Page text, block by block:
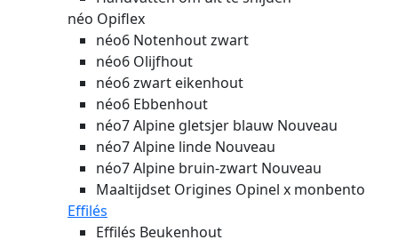
néo Opiflex
néo6 Notenhout zwart
néo6 Olijfhout
néo6 zwart eikenhout
néo6 Ebbenhout
néo7 Alpine gletsjer blauw Nouveau
néo7 Alpine linde Nouveau
néo7 Alpine bruin-zwart Nouveau
Maaltijdset Origines Opinel x monbento
Effilés
Effilés Beukenhout